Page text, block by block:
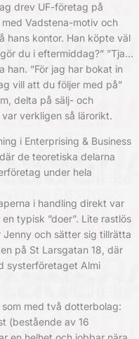
drev UF-företag på
Vadstena-motiv och
hans kontor. Han köpte väl
du i eftermiddag?” ”Tja…
han. ”För jag har bokat in
vill att du följer med på”
delta på sälj- och
verkligen så lärorikt.
i Enterprising & Business
de teoretiska delarna
under hela
i handling direkt var
typisk ”doer”. Lite rastlös
och sätter sig tillrätta
på St Larsgatan 18, där
systerföretaget Almi
med två dotterbolag:
(bestående av 16